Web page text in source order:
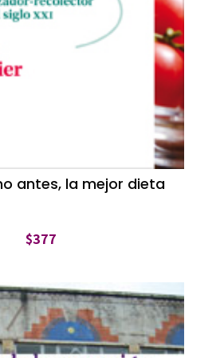
antes, la mejor dieta
$377